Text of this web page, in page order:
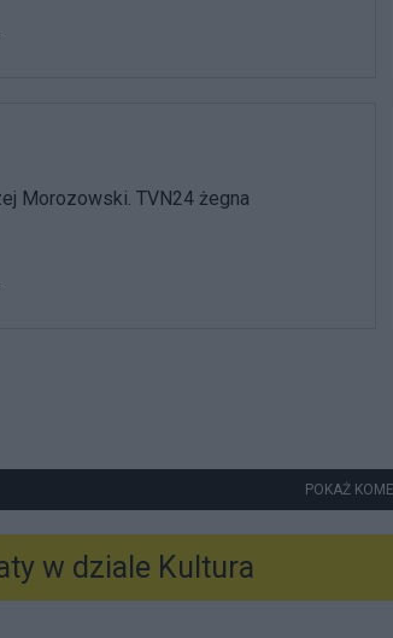
Morozowski. TVN24 żegna
POKAŻ
w dziale Kultura